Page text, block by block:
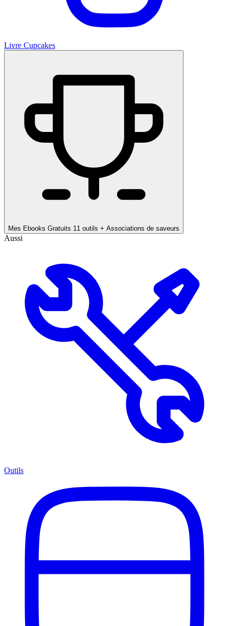
Livre Cupcakes
Mes Ebooks Gratuits 11 outils + Associations de saveurs
Aussi
Outils